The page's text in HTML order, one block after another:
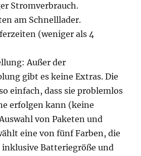
Stromverbrauch.
am Schnelllader.
(weniger als 4
Außer der
gibt es keine Extras. Die
einfach, dass sie problemlos
erfolgen kann (keine
von Paketen und
eine von fünf Farben, die
Batteriegröße und